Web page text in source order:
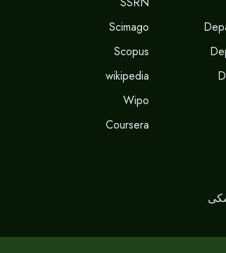
Scimago
Scopus
wikipedia
Wipo
Coursera